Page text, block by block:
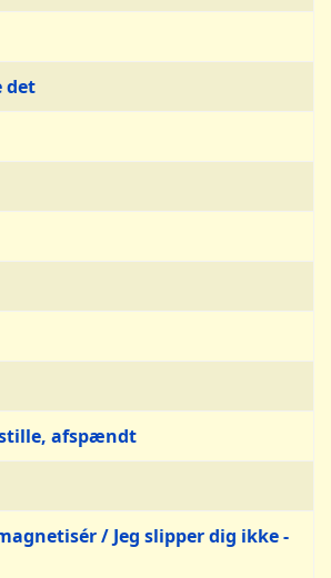
det
stille, afspændt
/ Jeg slipper dig ikke -